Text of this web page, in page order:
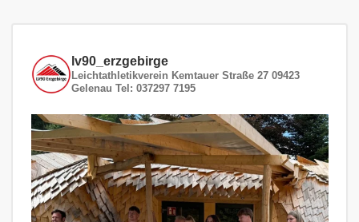
lv90_erzgebirge
Leichtathletikverein Kemtauer Straße 27 09423
Gelenau Tel: 037297 7195